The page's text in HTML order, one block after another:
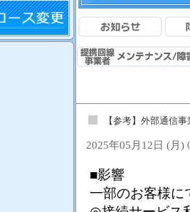
【参考】外部通信
2025年05月12日 (月)
■影響
一部のお客様に